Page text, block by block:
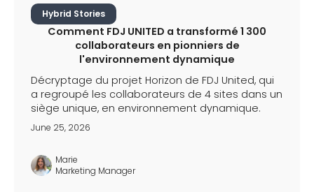
Hybrid Stories
Comment FDJ UNITED a transformé 1 300
collaborateurs en pionniers de
l'environnement dynamique
Décryptage du projet Horizon de FDJ United, qui
a regroupé les collaborateurs de 4 sites dans un
siège unique, en environnement dynamique.
June 25, 2026
Marie
Marketing Manager